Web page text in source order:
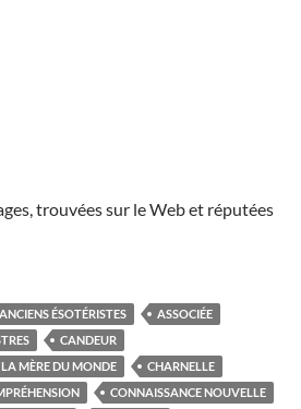
trouvées sur le Web et réputées
ANCIENS ÉSOTÉRISTES
ASSOCIÉE
CANDEUR
MÈRE DU MONDE
CHARNELLE
CONNAISSANCE NOUVELLE